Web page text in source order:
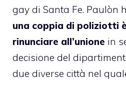
gay di Santa Fe. Paulòn
una coppia di poliziotti
rinunciare all’unione in
decisione del
due diverse città nel